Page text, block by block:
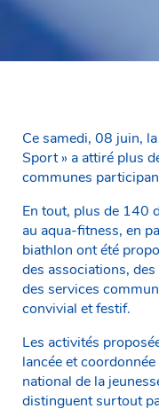
Ce samedi, 08 juin,
Sport » a attiré plus
communes
En tout, plus de 140
au aqua-fitness, en
biathlon ont été
des associations,
des services
convivial et festif.
Les activités
lancée et
national de la
distinguent surtout